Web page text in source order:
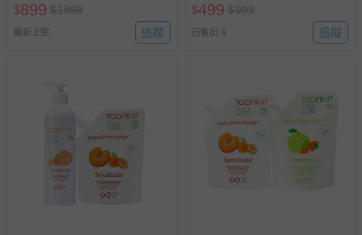
$899 $1998
最新上架 追蹤
$499 $999
已售出 4 追蹤